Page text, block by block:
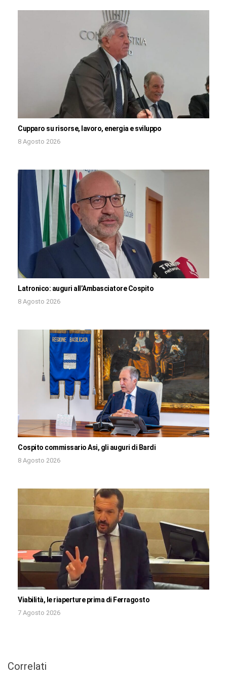
Cupparo su risorse, lavoro, energia e sviluppo
8 Agosto 2026
Latronico: auguri all’Ambasciatore Cospito
8 Agosto 2026
Cospito commissario Asi, gli auguri di Bardi
8 Agosto 2026
Viabilità, le riaperture prima di Ferragosto
7 Agosto 2026
Correlati